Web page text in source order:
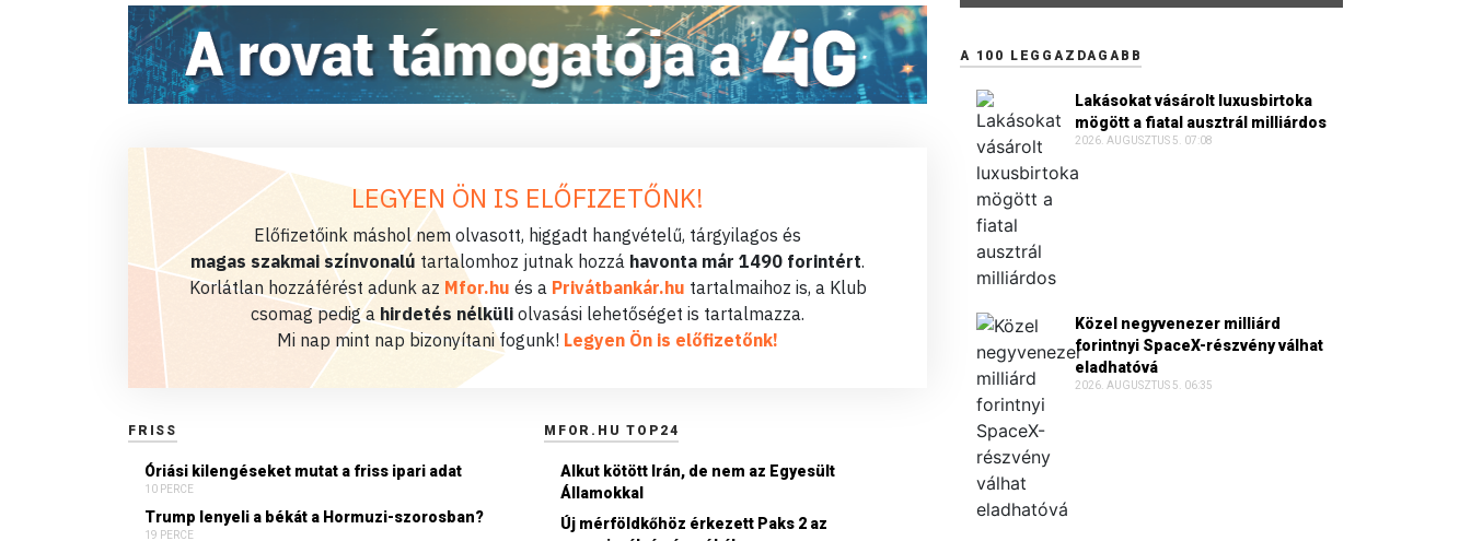
LEGYEN ÖN IS ELŐFIZETŐNK!
Előfizetőink máshol nem olvasott, higgadt hangvételű, tárgyilagos és
magas szakmai színvonalú tartalomhoz jutnak hozzá havonta már 1490 forintért.
Korlátlan hozzáférést adunk az Mfor.hu és a Privátbankár.hu tartalmaihoz is, a Klub
csomag pedig a hirdetés nélküli olvasási lehetőséget is tartalmazza.
Mi nap mint nap bizonyítani fogunk! Legyen Ön is előfizetőnk!
FRISS
Óriási kilengéseket mutat a friss ipari adat
10 PERCE
Trump lenyeli a békát a Hormuzi-szorosban?
19 PERCE
MFOR.HU TOP24
Alkut kötött Irán, de nem az Egyesült
Államokkal
Új mérföldkőhöz érkezett Paks 2 az
A 100 LEGGAZDAGABB
Lakásokat vásárolt luxusbirtoka
mögött a fiatal ausztrál milliárdos
2026. AUGUSZTUS 5. 07:08
Közel negyvenezer milliárd
forintnyi SpaceX-részvény válhat
eladhatóvá
2026. AUGUSZTUS 5. 06:35